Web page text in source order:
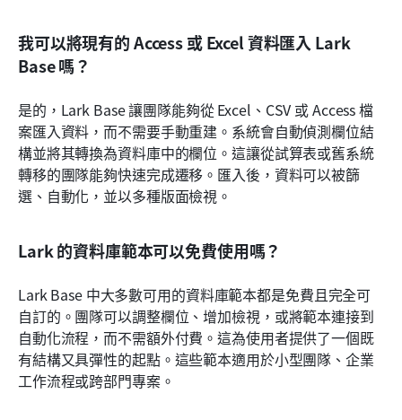
我可以將現有的 Access 或 Excel 資料匯入 Lark
Base 嗎？
是的，Lark Base 讓團隊能夠從 Excel、CSV 或 Access 檔
案匯入資料，而不需要手動重建。系統會自動偵測欄位結
構並將其轉換為資料庫中的欄位。這讓從試算表或舊系統
轉移的團隊能夠快速完成遷移。匯入後，資料可以被篩
選、自動化，並以多種版面檢視。
Lark 的資料庫範本可以免費使用嗎？
Lark Base 中大多數可用的資料庫範本都是免費且完全可
自訂的。團隊可以調整欄位、增加檢視，或將範本連接到
自動化流程，而不需額外付費。這為使用者提供了一個既
有結構又具彈性的起點。這些範本適用於小型團隊、企業
工作流程或跨部門專案。